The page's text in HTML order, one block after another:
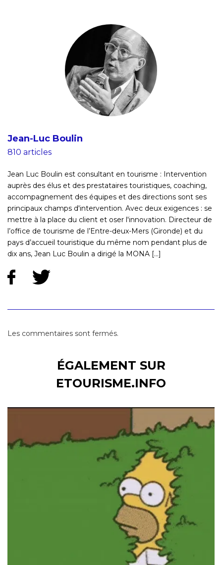
Jean-Luc Boulin
810 articles
Jean Luc Boulin est consultant en tourisme : Intervention
auprès des élus et des prestataires touristiques, coaching,
accompagnement des équipes et des directions sont ses
principaux champs d'intervention. Avec deux exigences : se
mettre à la place du client et oser l'innovation. Directeur de
l’office de tourisme de l’Entre-deux-Mers (Gironde) et du
pays d’accueil touristique du même nom pendant plus de
dix ans, Jean Luc Boulin a dirigé la MONA [...]
Les commentaires sont fermés.
ÉGALEMENT SUR
ETOURISME.INFO